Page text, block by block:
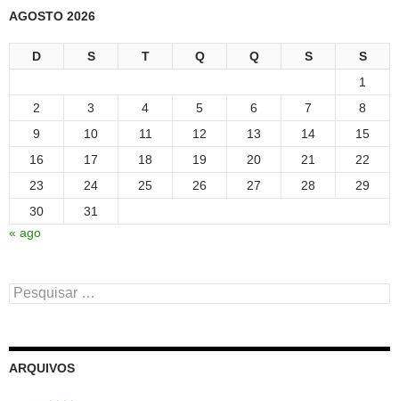
AGOSTO 2026
D S T Q Q S
S
1
2
3 4 5 6 7
8
9
10 11 12 13 14
15
16
17 18 19 20 21
22
23
24 25 26 27 28
29
30
31
« ago
Pesquisar
por:
ARQUIVOS